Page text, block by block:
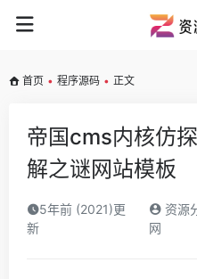
首页 • 程序源码 • 正文
帝国cms内核仿
解之谜网站模板
5年前 (2021)更
新
资源
网